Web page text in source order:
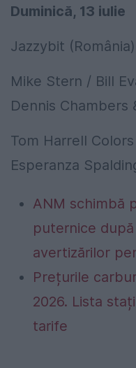
Duminică, 13 iulie
Jazzybit (România)
Mike Stern / Bill
Dennis Chambers
Tom Harrell
Esperanza
ANM schimbă
puternice
avertizărilor
Prețurile
2026. Lista
tarife